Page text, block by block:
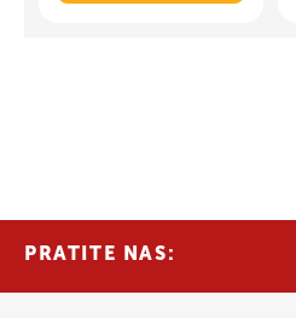
PRATITE NAS: